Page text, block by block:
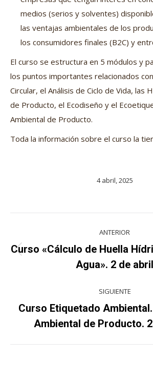
medios (serios y solventes)
las ventajas ambientales de los
los consumidores finales (B2C) y
El curso se estructura en 5 módulos y
los puntos importantes relacionados
Circular, el Análisis de Ciclo de Vida, las
de Producto, el Ecodiseño y el
Ambiental de Producto.
Toda la información sobre el curso la
4 abril, 2025
entre
proyectos
ANTERIOR
Proyecto
anterior
Curso «Cálculo de Huella
Agua». 2 de abril
SIGUIENTE
Proyecto
siguiente
Curso Etiquetado
Ambiental de Producto.